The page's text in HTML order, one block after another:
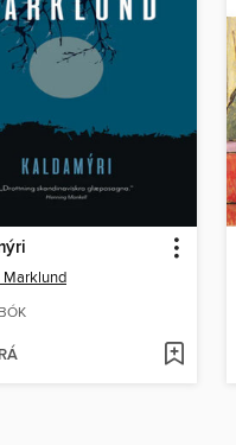
Marklund